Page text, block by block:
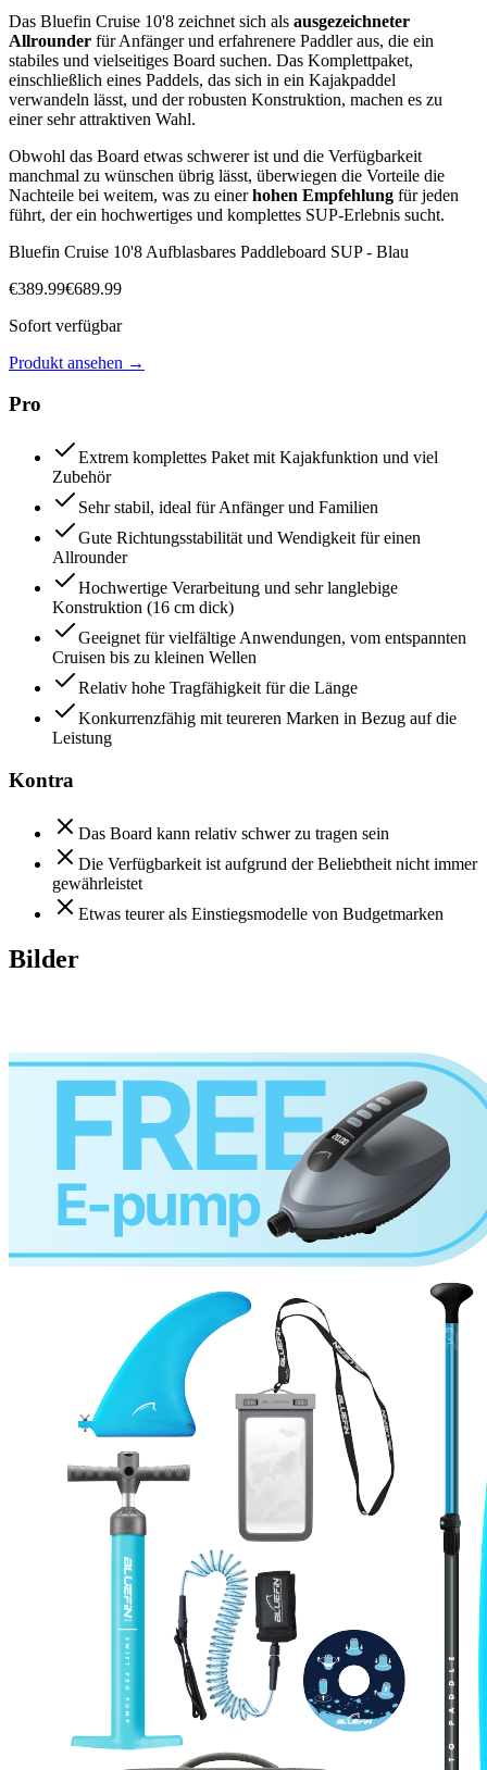
Das Bluefin Cruise 10'8 zeichnet sich als ausgezeichneter
Allrounder für Anfänger und erfahrenere Paddler aus, die ein
stabiles und vielseitiges Board suchen. Das Komplettpaket,
einschließlich eines Paddels, das sich in ein Kajakpaddel
verwandeln lässt, und der robusten Konstruktion, machen es zu
einer sehr attraktiven Wahl.
Obwohl das Board etwas schwerer ist und die Verfügbarkeit
manchmal zu wünschen übrig lässt, überwiegen die Vorteile die
Nachteile bei weitem, was zu einerhohen Empfehlung für jeden
führt, der ein hochwertiges und komplettes SUP-Erlebnis sucht.
Bluefin Cruise 10'8 Aufblasbares Paddleboard SUP - Blau
€389.99€689.99
Sofort verfügbar
Produkt ansehen →
Pro
Extrem komplettes Paket mit Kajakfunktion und viel
Zubehör
Sehr stabil, ideal für Anfänger und Familien
Gute Richtungsstabilität und Wendigkeit für einen
Allrounder
Hochwertige Verarbeitung und sehr langlebige
Konstruktion (16 cm dick)
Geeignet für vielfältige Anwendungen, vom entspannten
Cruisen bis zu kleinen Wellen
Relativ hohe Tragfähigkeit für die Länge
Konkurrenzfähig mit teureren Marken in Bezug auf die
Leistung
Kontra
Das Board kann relativ schwer zu tragen sein
Die Verfügbarkeit ist aufgrund der Beliebtheit nicht immer
gewährleistet
Etwas teurer als Einstiegsmodelle von Budgetmarken
Bilder